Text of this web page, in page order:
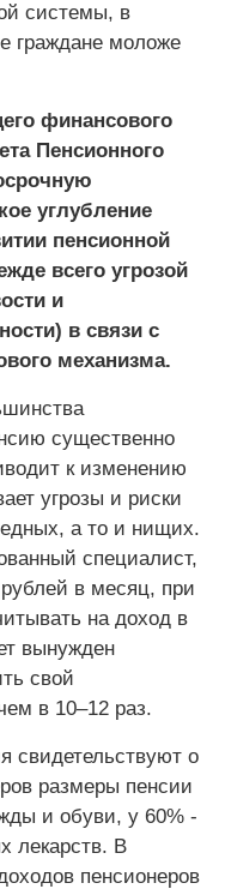
системы, в
граждане моложе
финансового
Пенсионного
углубление
пенсионной
всего угрозой
и
в связи с
механизма.
существенно
к изменению
угрозы и риски
а то и нищих.
специалист,
в месяц, при
на доход в
вынужден
свой
в 10–12 раз.
свидетельствуют о
размеры пенсии
и обуви, у 60% -
лекарств. В
пенсионеров